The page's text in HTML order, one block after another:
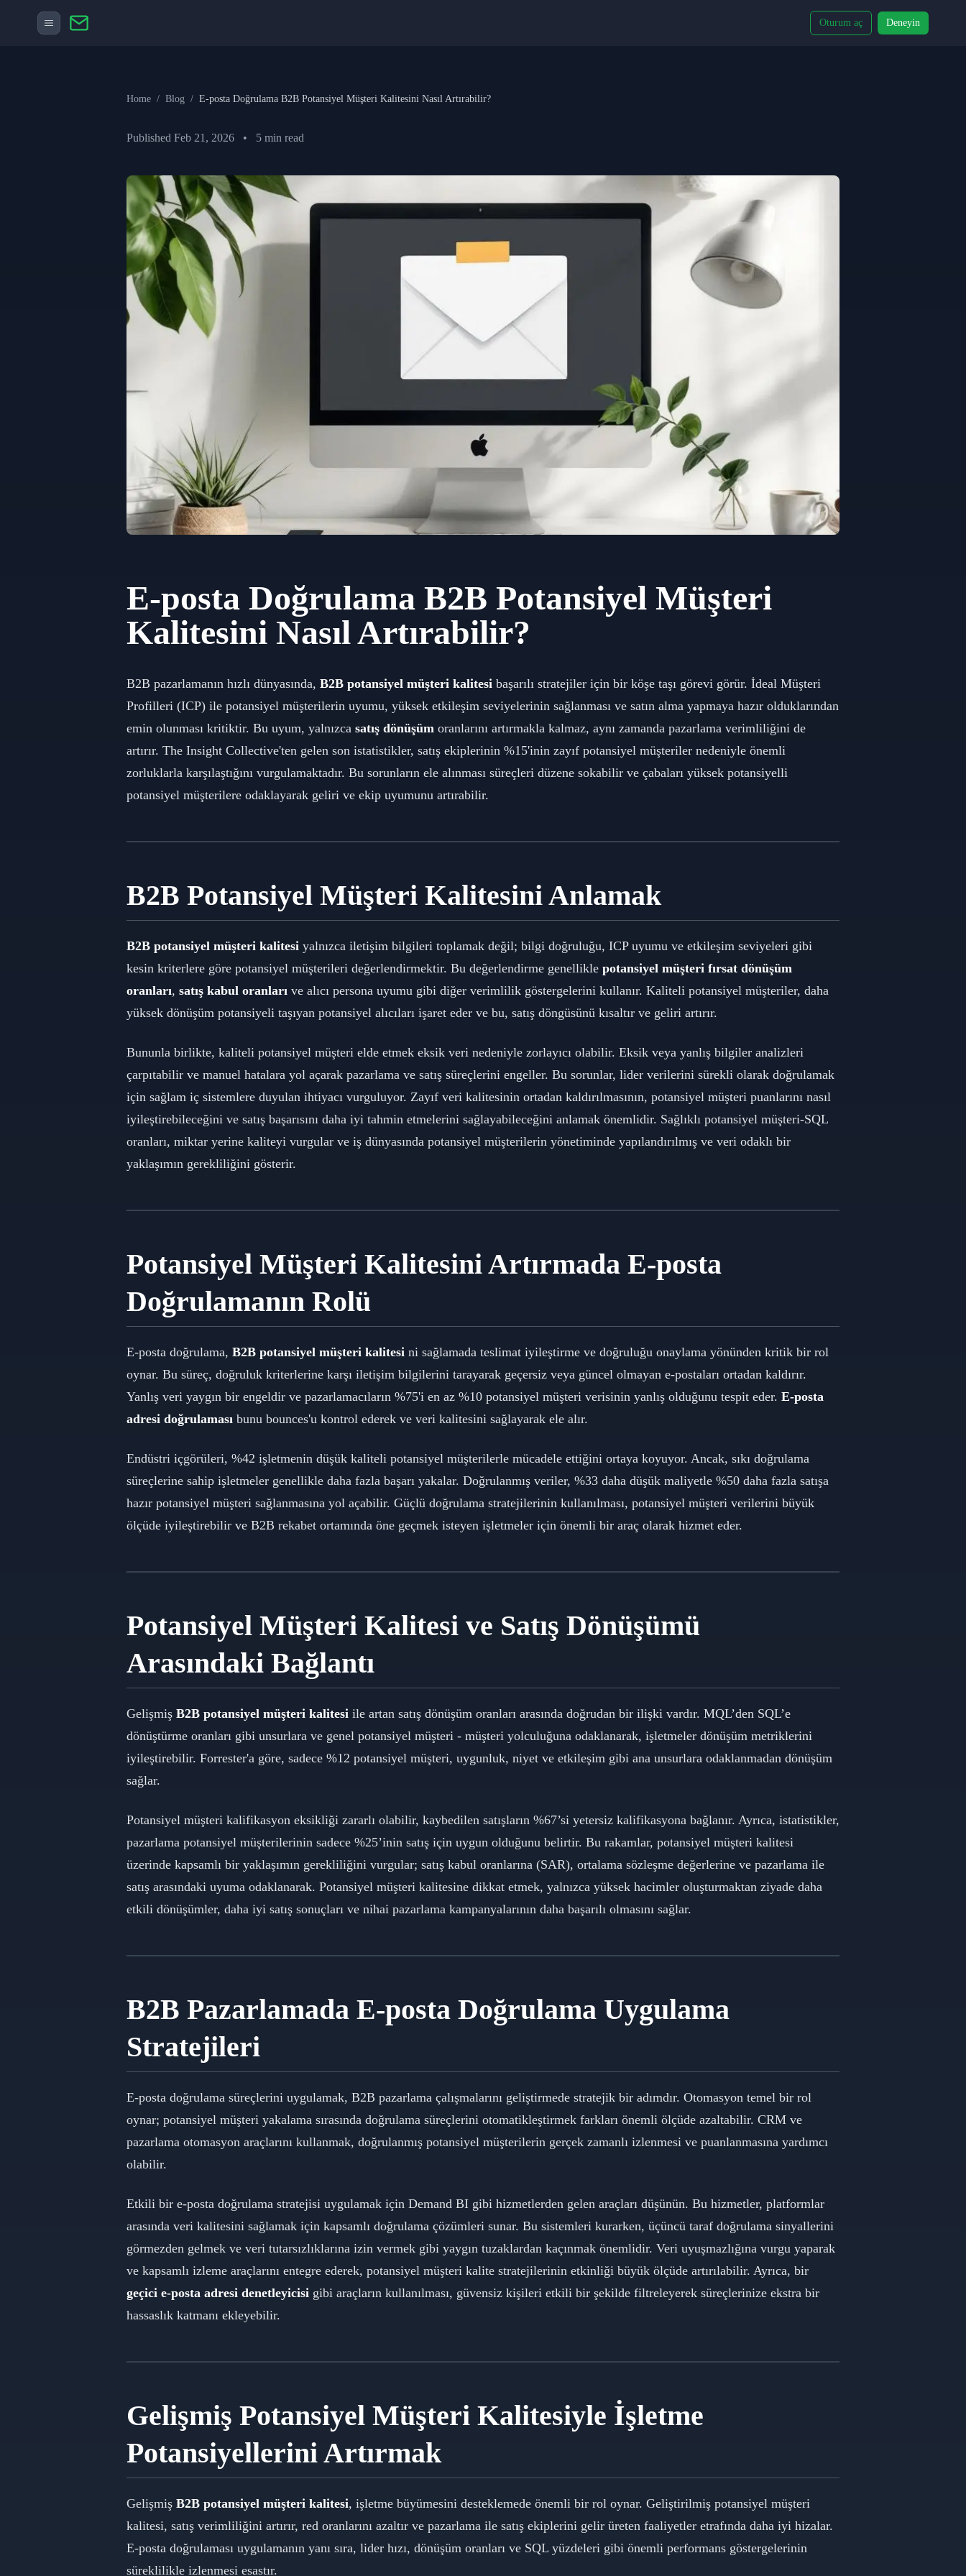
Oturum aç Deneyin
Home / Blog / E-posta Doğrulama B2B Potansiyel Müşteri Kalitesini Nasıl Artırabilir?
Published Feb 21, 2026 • 5 min read
E-posta Doğrulama B2B Potansiyel Müşteri
Kalitesini Nasıl Artırabilir?
B2B pazarlamanın hızlı dünyasında, B2B potansiyel müşteri kalitesi başarılı stratejiler için bir köşe taşı görevi görür. İdeal Müşteri
Profilleri (ICP) ile potansiyel müşterilerin uyumu, yüksek etkileşim seviyelerinin sağlanması ve satın alma yapmaya hazır olduklarından
emin olunması kritiktir. Bu uyum, yalnızca satış dönüşüm oranlarını artırmakla kalmaz, aynı zamanda pazarlama verimliliğini de
artırır. The Insight Collective'ten gelen son istatistikler, satış ekiplerinin %15'inin zayıf potansiyel müşteriler nedeniyle önemli
zorluklarla karşılaştığını vurgulamaktadır. Bu sorunların ele alınması süreçleri düzene sokabilir ve çabaları yüksek potansiyelli
potansiyel müşterilere odaklayarak geliri ve ekip uyumunu artırabilir.
B2B Potansiyel Müşteri Kalitesini Anlamak
B2B potansiyel müşteri kalitesi yalnızca iletişim bilgileri toplamak değil; bilgi doğruluğu, ICP uyumu ve etkileşim seviyeleri gibi
kesin kriterlere göre potansiyel müşterileri değerlendirmektir. Bu değerlendirme genellikle potansiyel müşteri fırsat dönüşüm
oranları, satış kabul oranları ve alıcı persona uyumu gibi diğer verimlilik göstergelerini kullanır. Kaliteli potansiyel müşteriler, daha
yüksek dönüşüm potansiyeli taşıyan potansiyel alıcıları işaret eder ve bu, satış döngüsünü kısaltır ve geliri artırır.
Bununla birlikte, kaliteli potansiyel müşteri elde etmek eksik veri nedeniyle zorlayıcı olabilir. Eksik veya yanlış bilgiler analizleri
çarpıtabilir ve manuel hatalara yol açarak pazarlama ve satış süreçlerini engeller. Bu sorunlar, lider verilerini sürekli olarak doğrulamak
için sağlam iç sistemlere duyulan ihtiyacı vurguluyor. Zayıf veri kalitesinin ortadan kaldırılmasının, potansiyel müşteri puanlarını nasıl
iyileştirebileceğini ve satış başarısını daha iyi tahmin etmelerini sağlayabileceğini anlamak önemlidir. Sağlıklı potansiyel müşteri-SQL
oranları, miktar yerine kaliteyi vurgular ve iş dünyasında potansiyel müşterilerin yönetiminde yapılandırılmış ve veri odaklı bir
yaklaşımın gerekliliğini gösterir.
Potansiyel Müşteri Kalitesini Artırmada E-posta
Doğrulamanın Rolü
E-posta doğrulama, B2B potansiyel müşteri kalitesi ni sağlamada teslimat iyileştirme ve doğruluğu onaylama yönünden kritik bir rol
oynar. Bu süreç, doğruluk kriterlerine karşı iletişim bilgilerini tarayarak geçersiz veya güncel olmayan e-postaları ortadan kaldırır.
Yanlış veri yaygın bir engeldir ve pazarlamacıların %75'i en az %10 potansiyel müşteri verisinin yanlış olduğunu tespit eder. E-posta
adresi doğrulaması bunu bounces'u kontrol ederek ve veri kalitesini sağlayarak ele alır.
Endüstri içgörüleri, %42 işletmenin düşük kaliteli potansiyel müşterilerle mücadele ettiğini ortaya koyuyor. Ancak, sıkı doğrulama
süreçlerine sahip işletmeler genellikle daha fazla başarı yakalar. Doğrulanmış veriler, %33 daha düşük maliyetle %50 daha fazla satışa
hazır potansiyel müşteri sağlanmasına yol açabilir. Güçlü doğrulama stratejilerinin kullanılması, potansiyel müşteri verilerini büyük
ölçüde iyileştirebilir ve B2B rekabet ortamında öne geçmek isteyen işletmeler için önemli bir araç olarak hizmet eder.
Potansiyel Müşteri Kalitesi ve Satış Dönüşümü
Arasındaki Bağlantı
Gelişmiş B2B potansiyel müşteri kalitesi ile artan satış dönüşüm oranları arasında doğrudan bir ilişki vardır. MQL’den SQL’e
dönüştürme oranları gibi unsurlara ve genel potansiyel müşteri - müşteri yolculuğuna odaklanarak, işletmeler dönüşüm metriklerini
iyileştirebilir. Forrester'a göre, sadece %12 potansiyel müşteri, uygunluk, niyet ve etkileşim gibi ana unsurlara odaklanmadan dönüşüm
sağlar.
Potansiyel müşteri kalifikasyon eksikliği zararlı olabilir, kaybedilen satışların %67’si yetersiz kalifikasyona bağlanır. Ayrıca, istatistikler,
pazarlama potansiyel müşterilerinin sadece %25’inin satış için uygun olduğunu belirtir. Bu rakamlar, potansiyel müşteri kalitesi
üzerinde kapsamlı bir yaklaşımın gerekliliğini vurgular; satış kabul oranlarına (SAR), ortalama sözleşme değerlerine ve pazarlama ile
satış arasındaki uyuma odaklanarak. Potansiyel müşteri kalitesine dikkat etmek, yalnızca yüksek hacimler oluşturmaktan ziyade daha
etkili dönüşümler, daha iyi satış sonuçları ve nihai pazarlama kampanyalarının daha başarılı olmasını sağlar.
B2B Pazarlamada E-posta Doğrulama Uygulama
Stratejileri
E-posta doğrulama süreçlerini uygulamak, B2B pazarlama çalışmalarını geliştirmede stratejik bir adımdır. Otomasyon temel bir rol
oynar; potansiyel müşteri yakalama sırasında doğrulama süreçlerini otomatikleştirmek farkları önemli ölçüde azaltabilir. CRM ve
pazarlama otomasyon araçlarını kullanmak, doğrulanmış potansiyel müşterilerin gerçek zamanlı izlenmesi ve puanlanmasına yardımcı
olabilir.
Etkili bir e-posta doğrulama stratejisi uygulamak için Demand BI gibi hizmetlerden gelen araçları düşünün. Bu hizmetler, platformlar
arasında veri kalitesini sağlamak için kapsamlı doğrulama çözümleri sunar. Bu sistemleri kurarken, üçüncü taraf doğrulama sinyallerini
görmezden gelmek ve veri tutarsızlıklarına izin vermek gibi yaygın tuzaklardan kaçınmak önemlidir. Veri uyuşmazlığına vurgu yaparak
ve kapsamlı izleme araçlarını entegre ederek, potansiyel müşteri kalite stratejilerinin etkinliği büyük ölçüde artırılabilir. Ayrıca, bir
geçici e-posta adresi denetleyicisi gibi araçların kullanılması, güvensiz kişileri etkili bir şekilde filtreleyerek süreçlerinize ekstra bir
hassaslık katmanı ekleyebilir.
Gelişmiş Potansiyel Müşteri Kalitesiyle İşletme
Potansiyellerini Artırmak
Gelişmiş B2B potansiyel müşteri kalitesi, işletme büyümesini desteklemede önemli bir rol oynar. Geliştirilmiş potansiyel müşteri
kalitesi, satış verimliliğini artırır, red oranlarını azaltır ve pazarlama ile satış ekiplerini gelir üreten faaliyetler etrafında daha iyi hizalar.
E-posta doğrulaması uygulamanın yanı sıra, lider hızı, dönüşüm oranları ve SQL yüzdeleri gibi önemli performans göstergelerinin
süreklilikle izlenmesi esastır.